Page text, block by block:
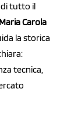
di tutto il
Carola
la storica
tecnica,